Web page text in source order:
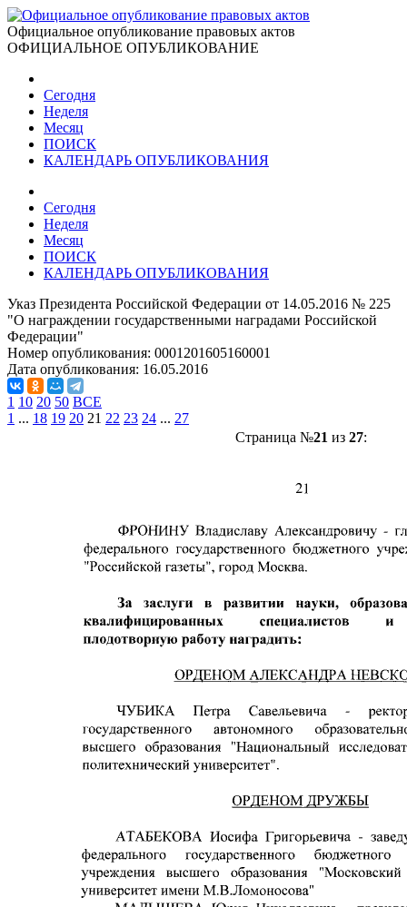
Официальное опубликование правовых актов
ОФИЦИАЛЬНОЕ ОПУБЛИКОВАНИЕ
Сегодня
Неделя
Месяц
ПОИСК
КАЛЕНДАРЬ ОПУБЛИКОВАНИЯ
Сегодня
Неделя
Месяц
ПОИСК
КАЛЕНДАРЬ ОПУБЛИКОВАНИЯ
Указ Президента Российской Федерации от 14.05.2016 № 225
"О награждении государственными наградами Российской
Федерации"
Номер опубликования: 0001201605160001
Дата опубликования: 16.05.2016
1 10 20 50 ВСЕ
1 ... 18 19 20 21 22 23 24 ... 27
Страница №21 из 27: